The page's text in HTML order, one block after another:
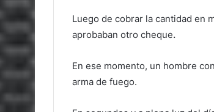
Luego de cobrar la cantidad en
aprobaban otro cheque.
En ese momento, un hombre
arma de fuego.